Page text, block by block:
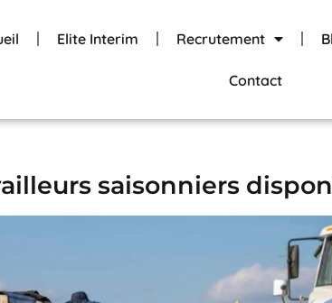
Elite Interim Recrutement
Contact
saisonniers